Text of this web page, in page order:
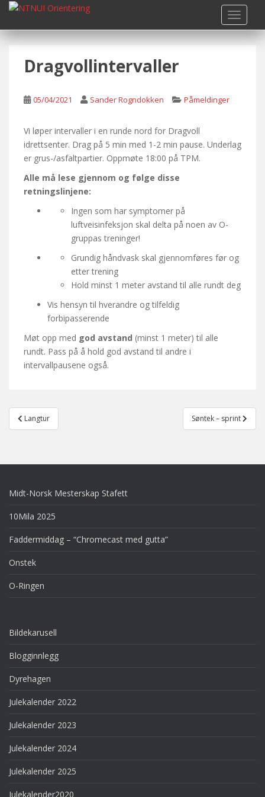
i
Dragvollintervaller
05/04/2021 Sander Rogndokken Påmeldinger
Vi løper intervaller i en runde nord for Dragvoll
idrettsenter. Drag på 5 min med 1-2 min pause. Underlag
er grus-/asfaltpartier. Oppmøte 18:00 på TPM.
Alle må lese gjennom og følge disse
retningslinjene:
Ingen som har symptomer på
luftveisinfeksjon skal delta på noen av O-
gruppas treninger!
Grundig håndvask skal gjennomføres før og
etter trening
Hold minst 1 meter avstand til alle rundt deg
Vis hensyn til hverandre og tilfeldig
forbipasserende
Møt opp med god avstand (minst 1 meter) til alle
rundt. Pass på å hold god avstand til andre i
intervallpausene også.
Post
navigation
Langtur Søntek – sprint
Midt-Norsk Mesterskap Stafett
10Mila 2025
Faddermiddag – “Chromecast med gutta”
Onstek
O-Ringen
Bildekarusell
Blogginnlegg
Dyrehagen
Julekalender 2022
Julekalender 2023
Julekalender 2024
Julekalender 2025
Julekalender2020